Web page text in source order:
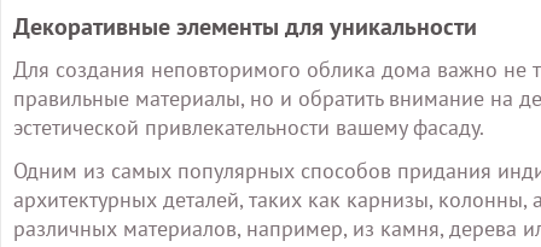
Декоративные элементы для уникальности
Для создания неповторимого облика дома важно не
правильные материалы, но и обратить внимание на
эстетической привлекательности вашему фасаду.
Одним из самых популярных способов придания
архитектурных деталей, таких как карнизы,
различных материалов, например, из камня, дерева